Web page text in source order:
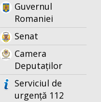
Guvernul
Romaniei
Senat
Camera
Deputaților
Serviciul de
urgență 112